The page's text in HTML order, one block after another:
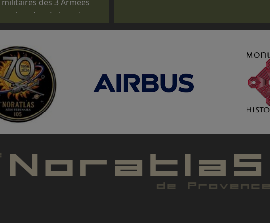
des 3 Armées
exécutés lors de
des
des passations de
CERTIFICAT DE
(CNRAC) ne nous
les membres
la conduite et à la mise
répondre aux
à titre gracieux ou